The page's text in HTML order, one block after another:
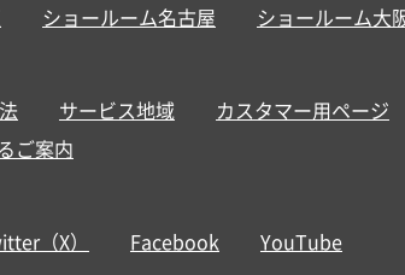
ショールーム名古屋 ショールーム大
サービス地域 カスタマー用ページ
ご案内
（X） Facebook YouTube